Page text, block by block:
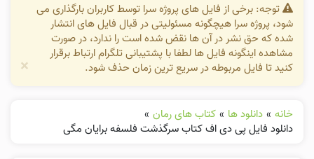
توجه: برخی از فایل های پروژه سرا توسط کاربران بارگذاری می
شود، پروژه سرا هیچگونه مسئولیتی در قبال فایل های انتشار
شده که حق نشر در آن ها نقض شده است را ندارد، در صورت
مشاهده اینگونه فایل ها لطفا با پشتیبانی تلگرام ارتباط برقرار
کنید تا فایل مربوطه در سریع ترین زمان حذف شود.
×
خانه » دانلود ها » کتاب های رمان »
دانلود فایل پی دی اف کتاب سرگذشت فلسفه برایان مگی